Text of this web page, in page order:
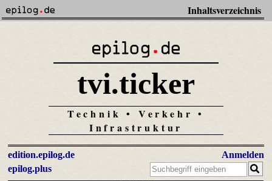
Inhaltsverzeichnis
tvi.ticker
Technik • Verkehr •
Infrastruktur
edition.epilog.de
epilog.plus
Anmelden